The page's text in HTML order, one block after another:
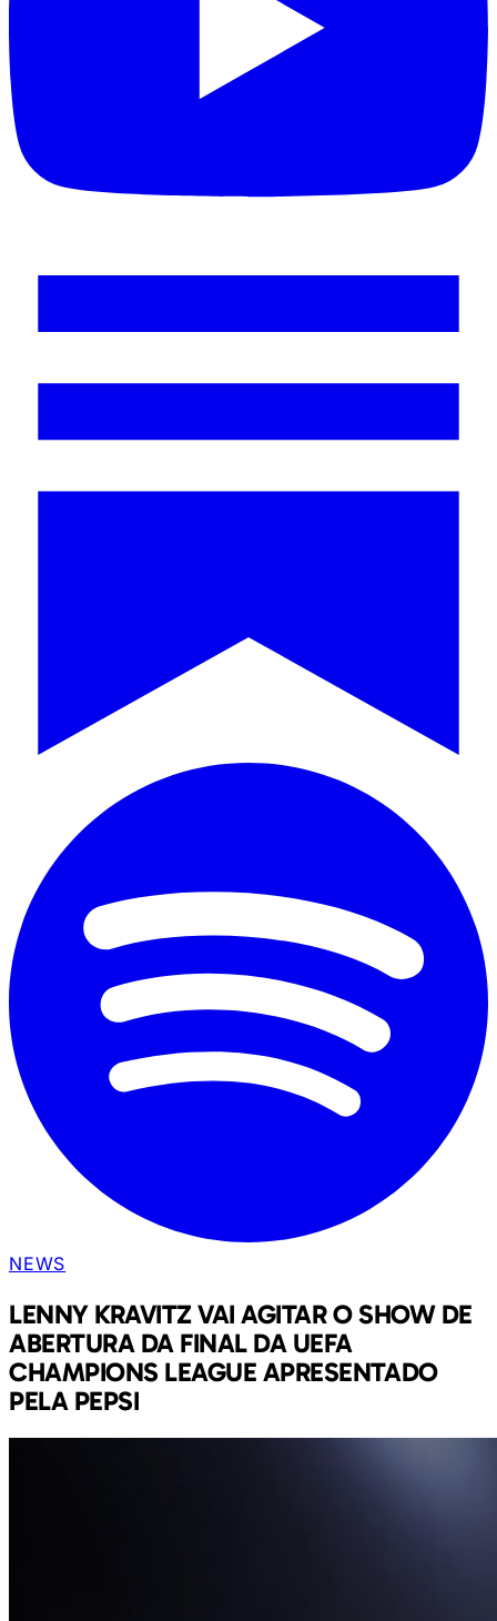
NEWS
LENNY KRAVITZ VAI AGITAR O SHOW DE
ABERTURA DA FINAL DA UEFA
CHAMPIONS LEAGUE APRESENTADO
PELA PEPSI